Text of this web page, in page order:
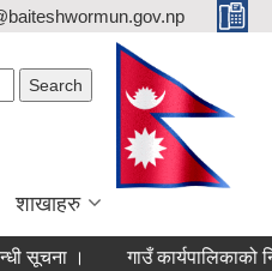
शाखाहरु
। गाउँ कार्यपालिकाको